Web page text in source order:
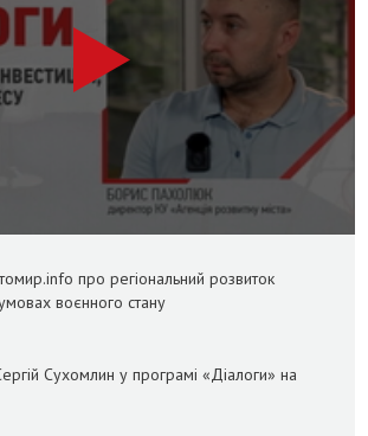
про регіональний розвиток
воєнного стану
Сухомлин у програмі «Діалоги» на